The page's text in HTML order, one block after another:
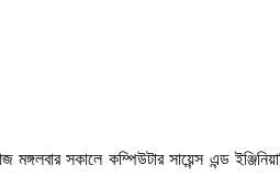
সকালে কম্পিউটার সায়েন্স এন্ড